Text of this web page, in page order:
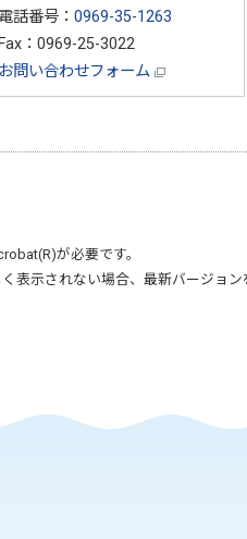
電話番号： 0969-35-1263
Fax：0969-25-3022
お問い合わせフォーム
が必要です。
表示されない場合、最新バージョン